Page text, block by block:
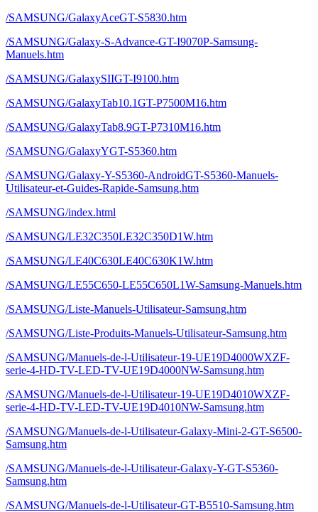
/SAMSUNG/GalaxyAceGT-S5830.htm
/SAMSUNG/Galaxy-S-Advance-GT-I9070P-Samsung-
Manuels.htm
/SAMSUNG/GalaxySIIGT-I9100.htm
/SAMSUNG/GalaxyTab10.1GT-P7500M16.htm
/SAMSUNG/GalaxyTab8.9GT-P7310M16.htm
/SAMSUNG/GalaxyYGT-S5360.htm
/SAMSUNG/Galaxy-Y-S5360-AndroidGT-S5360-Manuels-
Utilisateur-et-Guides-Rapide-Samsung.htm
/SAMSUNG/index.html
/SAMSUNG/LE32C350LE32C350D1W.htm
/SAMSUNG/LE40C630LE40C630K1W.htm
/SAMSUNG/LE55C650-LE55C650L1W-Samsung-Manuels.htm
/SAMSUNG/Liste-Manuels-Utilisateur-Samsung.htm
/SAMSUNG/Liste-Produits-Manuels-Utilisateur-Samsung.htm
/SAMSUNG/Manuels-de-l-Utilisateur-19-UE19D4000WXZF-
serie-4-HD-TV-LED-TV-UE19D4000NW-Samsung.htm
/SAMSUNG/Manuels-de-l-Utilisateur-19-UE19D4010WXZF-
serie-4-HD-TV-LED-TV-UE19D4010NW-Samsung.htm
/SAMSUNG/Manuels-de-l-Utilisateur-Galaxy-Mini-2-GT-S6500-
Samsung.htm
/SAMSUNG/Manuels-de-l-Utilisateur-Galaxy-Y-GT-S5360-
Samsung.htm
/SAMSUNG/Manuels-de-l-Utilisateur-GT-B5510-Samsung.htm